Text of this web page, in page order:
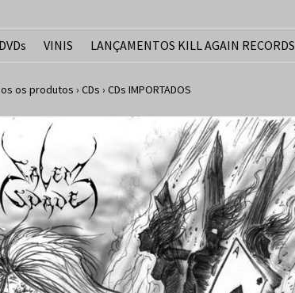
DVDs VINIS LANÇAMENTOS KILL AGAIN RECORDS
os produtos › CDs › CDs IMPORTADOS